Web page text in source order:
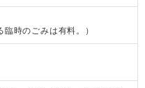
時のごみは有料。 ）